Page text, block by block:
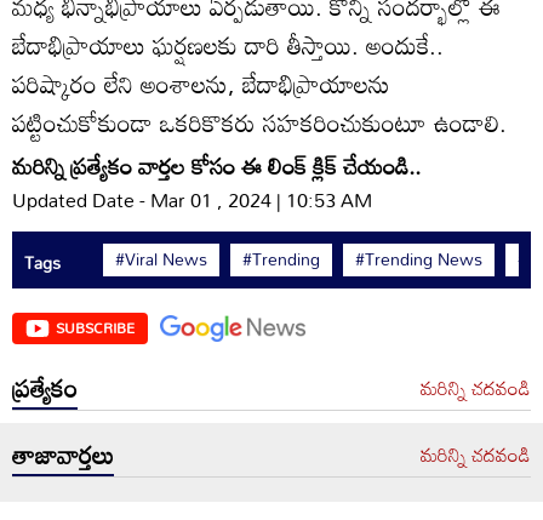
బేదాభిప్రాయాలు ఘర్షణలకు దారి తీస్తాయి. అందుకే..
పరిష్కారం లేని అంశాలను, బేదాభిప్రాయాలను
పట్టించుకోకుండా ఒకరికొకరు సహకరించుకుంటూ ఉండాలి.
మరిన్నిప్రత్యేకం వార్తల కోసంఈ లింక్ క్లిక్ చేయండి..
Updated Date - Mar 01 , 2024 | 10:53 AM
Tags #Viral News #Trending #Trending News
SUBSCRIBE
ప్రత్యేకం మరిన్ని చదవండి
తాజావార్తలు మరిన్ని చదవండి